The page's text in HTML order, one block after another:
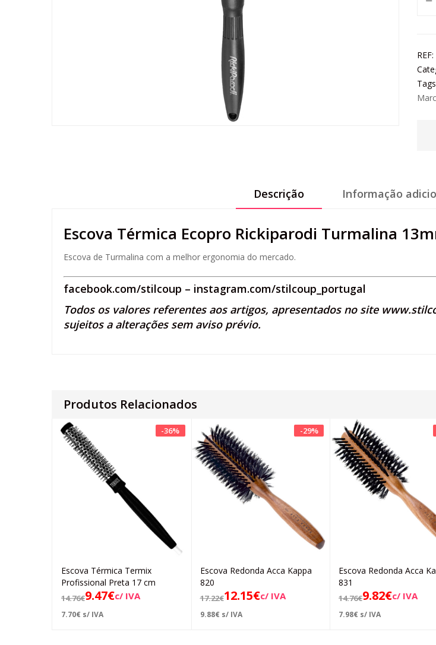
REF:
Descrição Informação
Escova Térmica Ecopro Rickiparodi Turmalina
Escova de Turmalina com a melhor ergonomia do mercado.
facebook.com/stilcoup – instagram.com/stilcoup_portugal
Todos os valores referentes aos artigos, apresentados no site
sujeitos a alterações sem aviso prévio.
Produtos Relacionados
-36%
Adicionar
Escova Térmica Termix
Profissional Preta 17 cm
14.76€9.47€c/ IVA
7.70€ s/ IVA
-29%
Adicionar
Escova Redonda Acca Kappa
820
17.22€12.15€c/ IVA
9.88€ s/ IVA
Adicionar
Escova Redonda Acca
831
14.76€9.82€c/ IVA
7.98€ s/ IVA